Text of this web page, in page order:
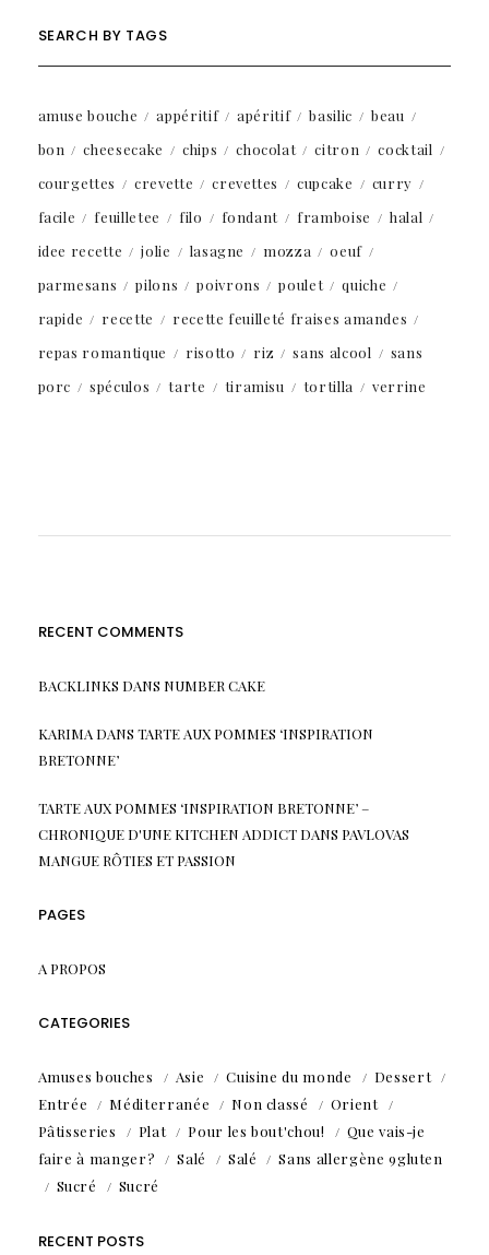
SEARCH BY TAGS
amuse bouche appéritif apéritif basilic
beau
bon
cheesecake chips chocolat citron
cocktail
courgettes
crevette crevettes cupcake
curry
facile
feuilletee filo fondant framboise
halal
idee recette
jolie lasagne mozza
oeuf
parmesans
pilons poivrons poulet
quiche
rapide
recette
recette feuilleté fraises amandes
repas romantique
risotto riz sans alcool
sans
porc
spéculos tarte tiramisu tortilla verrine
RECENT COMMENTS
BACKLINKS DANS NUMBER CAKE
KARIMADANS TARTE AUX POMMES ‘INSPIRATION
BRETONNE’
TARTE AUX POMMES ‘INSPIRATION BRETONNE’ –
CHRONIQUE D'UNE KITCHEN ADDICTDANS PAVLOVAS
MANGUE RÔTIES ET PASSION
PAGES
A PROPOS
CATEGORIES
Amuses bouches Asie Cuisine du monde
Dessert
Entrée
Méditerranée Non classé
Orient
Pâtisseries
Plat Pour les bout'chou!
Que vais-je
faire à manger?
Salé Salé
Sans allergène 9gluten
Sucré
Sucré
RECENT POSTS